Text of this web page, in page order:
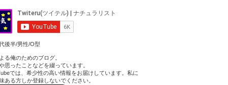
後半/男性/O型
る俺のためのブログ。
思ったことなどを綴っています。
では、希少性の高い情報をお届けしています。私に
ある方しか登録しないでください。